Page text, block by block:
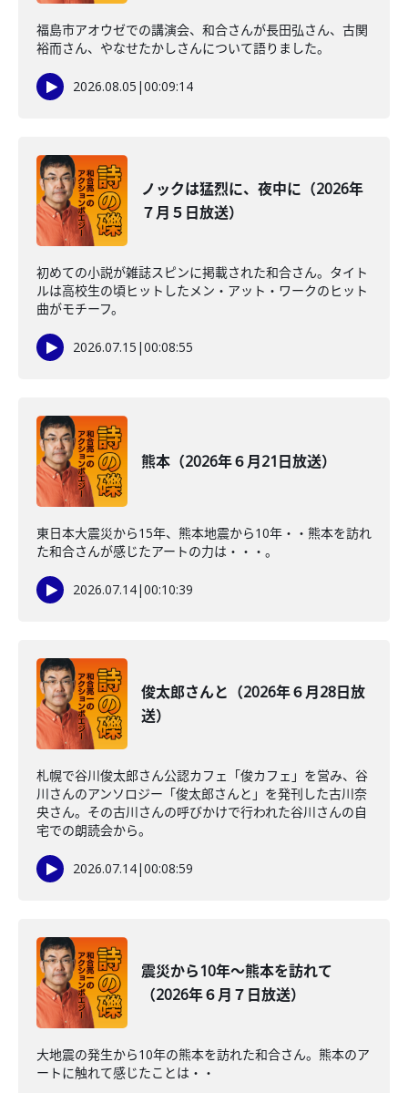
福島市アオウゼでの講演会、和合さんが長田弘さん、古関
裕而さん、やなせたかしさんについて語りました。
2026.08.05 |00:09:14
ノックは猛烈に、夜中に（2026年
７月５日放送）
初めての小説が雑誌スピンに掲載された和合さん。タイト
ルは高校生の頃ヒットしたメン・アット・ワークのヒット
曲がモチーフ。
2026.07.15 |00:08:55
熊本（2026年６月21日放送）
東日本大震災から15年、熊本地震から10年・・熊本を訪れ
た和合さんが感じたアートの力は・・・。
2026.07.14|00:10:39
俊太郎さんと（2026年６月28日放
送）
札幌で谷川俊太郎さん公認カフェ「俊カフェ」を営み、谷
川さんのアンソロジー「俊太郎さんと」を発刊した古川奈
央さん。その古川さんの呼びかけで行われた谷川さんの自
宅での朗読会から。
2026.07.14|00:08:59
震災から10年～熊本を訪れて
（2026年６月７日放送）
大地震の発生から10年の熊本を訪れた和合さん。熊本のア
ートに触れて感じたことは・・